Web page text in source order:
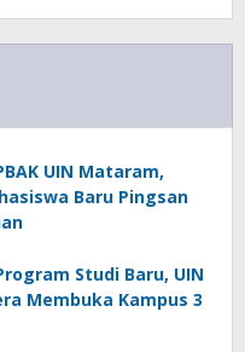
UIN Mataram,
Baru Pingsan
Studi Baru, UIN
Membuka Kampus 3